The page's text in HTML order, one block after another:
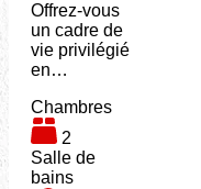
Offrez-vous
un cadre de
vie privilégié
en…
Chambres
2
Salle de
bains